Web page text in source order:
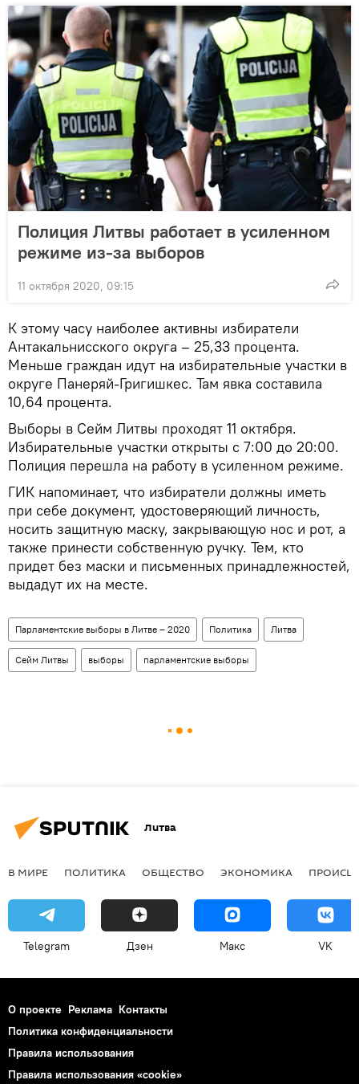
Полиция Литвы работает в усиленном
режиме из-за выборов
11 октября 2020, 09:15
К этому часу наиболее активны избиратели
Антакальнисского округа – 25,33 процента.
Меньше граждан идут на избирательные участки в
округе Панеряй-Григишкес. Там явка составила
10,64 процента.
Выборы в Сейм Литвы проходят 11 октября.
Избирательные участки открыты с 7:00 до 20:00.
Полиция перешла на работу в усиленном режиме.
ГИК напоминает, что избиратели должны иметь
при себе документ, удостоверяющий личность,
носить защитную маску, закрывающую нос и рот, а
также принести собственную ручку. Тем, кто
придет без маски и письменных принадлежностей,
выдадут их на месте.
Парламентские выборы в Литве – 2020 Политика Литва
Сейм Литвы выборы парламентские выборы
Литва
В МИРЕ ПОЛИТИКА ОБЩЕСТВО ЭКОНОМИКА
Telegram Дзен Макс VK
О проекте Реклама Контакты
Политика конфиденциальности
Правила использования
Правила использования «cookie»